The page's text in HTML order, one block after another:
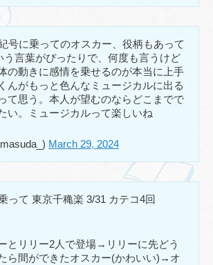
号に乗ってのオスカー、役柄もあって
う言葉がぴったりで、何度も言うけど
の動きに感情を乗せるのが本当に上手
んがもっと色んなミュージカルに出る
て思う。本人が望むのならどこまでで
い。ミュージカルって楽しいね
March 29, 2024
って 東京千穐楽 3/31 カテコ4回
とリリー2人で登場→リリーに先どう
ら間ができたオスカー(かわいい)→オ